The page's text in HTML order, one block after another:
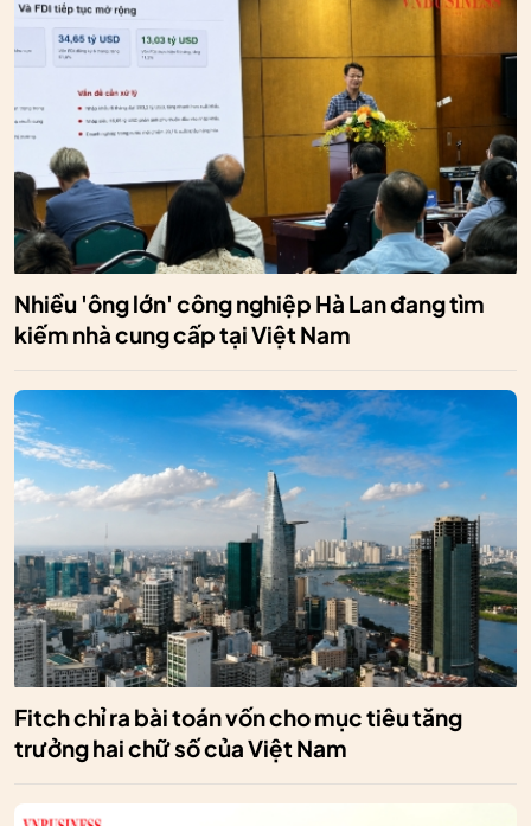
Nhiều 'ông lớn' công nghiệp Hà Lan đang tìm
kiếm nhà cung cấp tại Việt Nam
Fitch chỉ ra bài toán vốn cho mục tiêu tăng
trưởng hai chữ số của Việt Nam